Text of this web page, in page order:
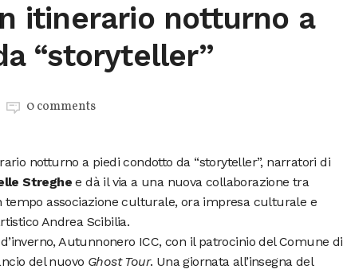
itinerario notturno a
“storyteller”
0 comments
notturno a piedi condotto da “storyteller”, narratori di
Streghee dà il via a una nuova collaborazione tra
tempo associazione culturale, ora impresa culturale e
Andrea Scibilia.
Autunnonero ICC, con il patrocinio del Comune di
del nuovo Ghost Tour. Una giornata all’insegna del